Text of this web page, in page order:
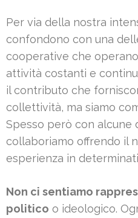
Per via della nostra
confondono con una
cooperative che
attività costanti e
il contributo che
collettività, ma siamo
Spesso però con alcune
collaboriamo offrendo il
esperienza in
Non ci sentiamo
politico o ideologico.